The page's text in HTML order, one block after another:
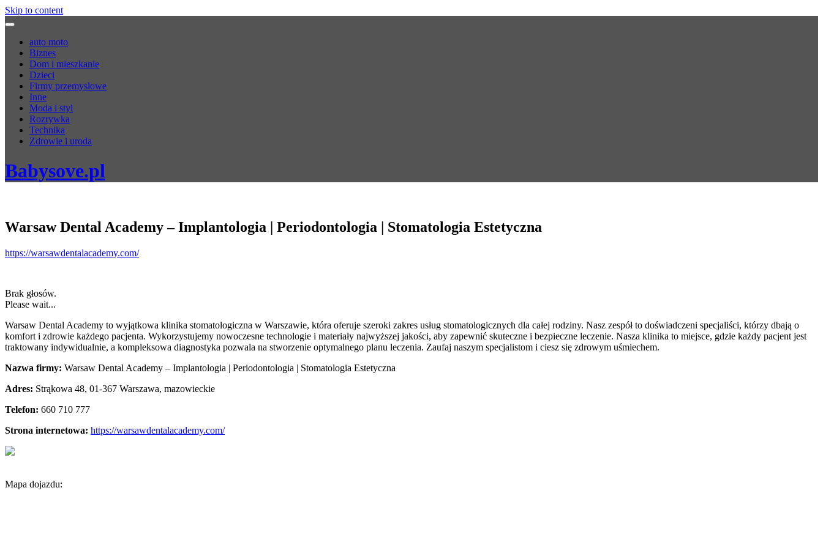
Skip to content
auto moto
Biznes
Dom i mieszkanie
Dzieci
Firmy przemysłowe
Inne
Moda i styl
Rozrywka
Technika
Zdrowie i uroda
Babysove.pl
Warsaw Dental Academy – Implantologia | Periodontologia | Stomatologia Estetyczna
https://warsawdentalacademy.com/
Brak głosów.
Please wait...
Warsaw Dental Academy to wyjątkowa klinika stomatologiczna w Warszawie, która oferuje szeroki zakres usług stomatologicznych dla całej rodziny. Nasz zespółto doświadczeni specjaliści, którzy dbają o
komfort i zdrowie każdego pacjenta. Wykorzystujemy nowoczesne technologie i materiały najwyższej jakości, aby zapewnić skuteczne i bezpieczne leczenie. Nasza klinika to miejsce, gdzie każdy pacjent jest
traktowany indywidualnie, a kompleksowa diagnostyka pozwala na stworzenie optymalnego planu leczenia. Zaufaj naszym specjalistom i ciesz się zdrowym uśmiechem.
Nazwa firmy: Warsaw Dental Academy – Implantologia | Periodontologia | Stomatologia Estetyczna
Adres: Strąkowa 48, 01-367 Warszawa, mazowieckie
Telefon: 660 710 777
Strona internetowa: https://warsawdentalacademy.com/
Mapa dojazdu: